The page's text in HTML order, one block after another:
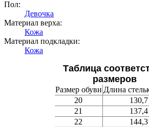
Пол:
Девочка
Материал верха:
Кожа
Материал подкладки:
Кожа
Таблица
размеров
Размер обуви Длина
20
130,7
21
137,4
22
144,3